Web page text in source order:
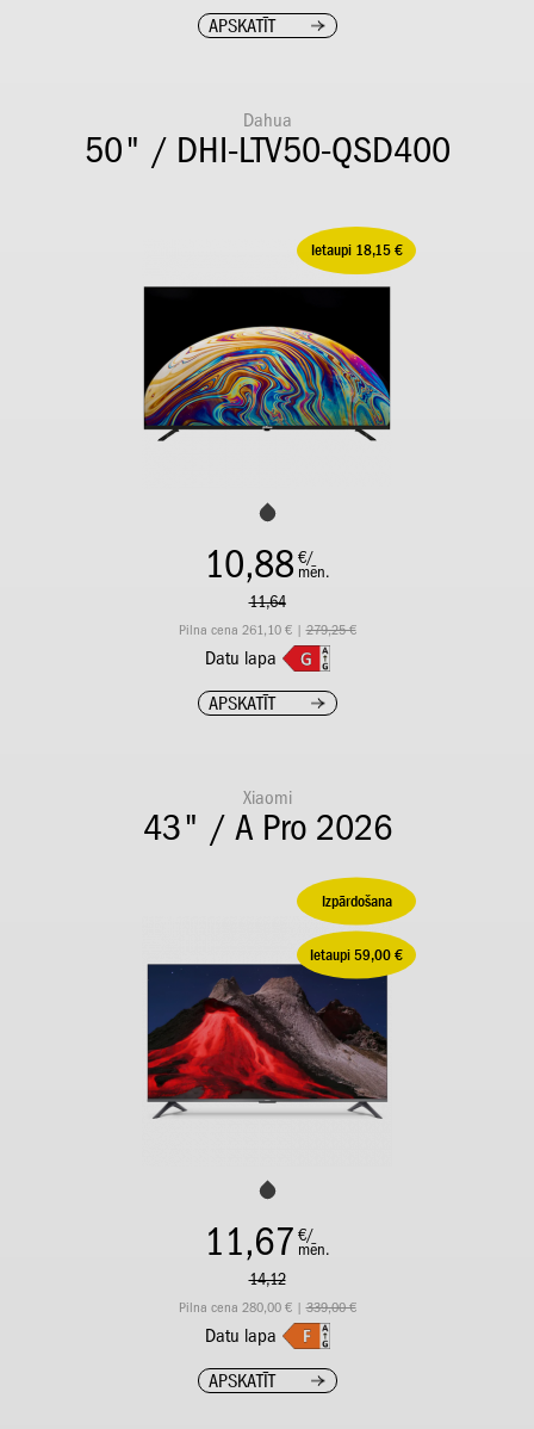
APSKATĪT
Dahua
50" / DHI-LTV50-QSD400
Ietaupi 18,15 €
10,88 €/
mēn.
11,64
Pilna cena 261,10 € |279,25 €
Datu lapa
APSKATĪT
Xiaomi
43" / A Pro 2026
Izpārdošana
Ietaupi 59,00 €
11,67 €/
mēn.
14,12
Pilna cena 280,00 € |339,00 €
Datu lapa
APSKATĪT